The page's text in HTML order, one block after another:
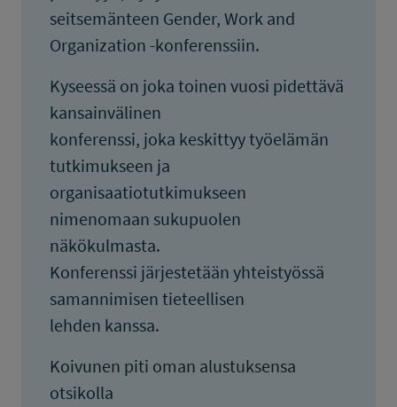
seitsemänteen Gender, Work and
Organization -konferenssiin.
Kyseessä on joka toinen vuosi pidettävä
kansainvälinen
konferenssi, joka keskittyy työelämän
tutkimukseen ja
organisaatiotutkimukseen
nimenomaan sukupuolen
näkökulmasta.
Konferenssi järjestetään yhteistyössä
samannimisen tieteellisen
lehden kanssa.
Koivunen piti oman alustuksensa
otsikolla